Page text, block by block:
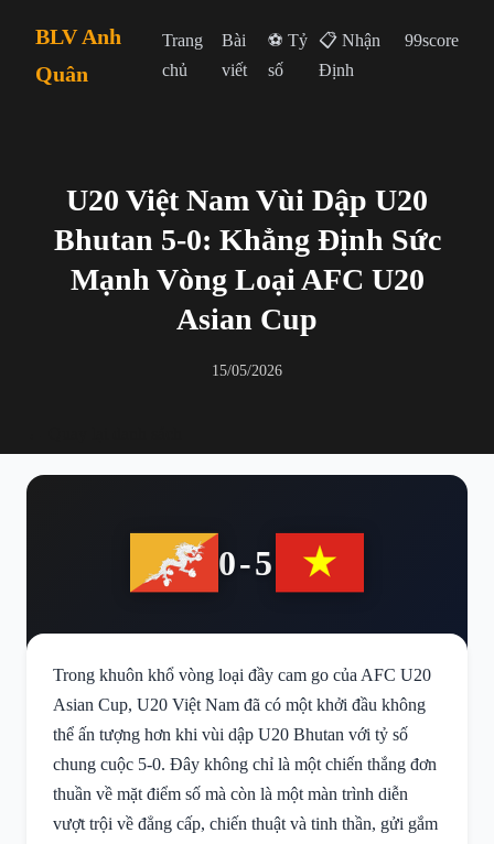
BLV Anh
Quân
Trang
chủ
Bài
viết
⚽ Tỷ
số
📋 Nhận
Định
99score
U20 Việt Nam Vùi Dập U20
Bhutan 5-0: Khẳng Định Sức
Mạnh Vòng Loại AFC U20
Asian Cup
15/05/2026
0-5
Trong khuôn khổ vòng loại đầy cam go của AFC U20
Asian Cup, U20 Việt Nam đã có một khởi đầu không
thể ấn tượng hơn khi vùi dập U20 Bhutan với tỷ số
chung cuộc 5-0. Đây không chỉ là một chiến thắng đơn
thuần về mặt điểm số mà còn là một màn trình diễn
vượt trội về đẳng cấp, chiến thuật và tinh thần, gửi gắm